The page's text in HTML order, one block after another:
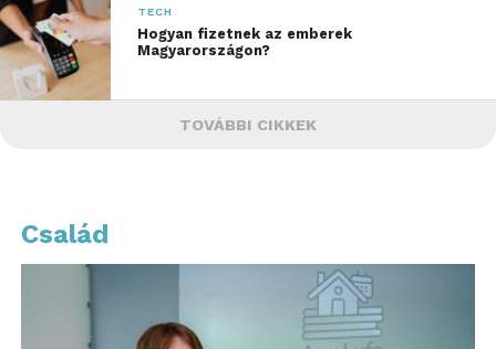
TECH
Hogyan fizetnek az emberek
Magyarországon?
TOVÁBBI CIKKEK
Család